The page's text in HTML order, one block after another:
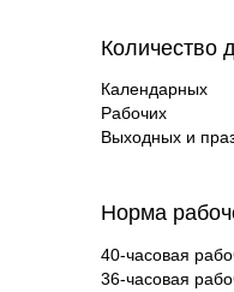
Количество
Календарных
Рабочих
Выходных и
Норма
40-часовая
36-часовая